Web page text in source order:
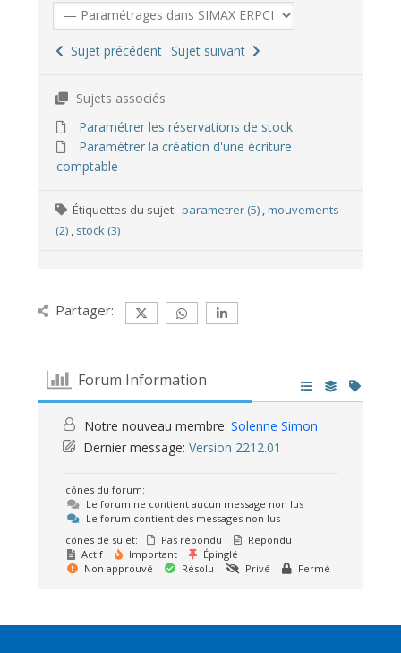
Sujet précédent Sujet suivant
Sujets associés
Paramétrer les réservations de stock
Paramétrer la création d'une écriture
comptable
Étiquettes du sujet:parametrer (5) ,mouvements
(2) , stock (3)
Partager:
Forum Information
Notre nouveau membre:Solenne Simon
Dernier message:Version 2212.01
Icônes du forum:
Le forum ne contient aucun message non lus
Le forum contient des messages non lus
Icônes de sujet:
Pas répondu
Repondu
Actif
Important
Épinglé
Non approuvé
Résolu Privé Fermé